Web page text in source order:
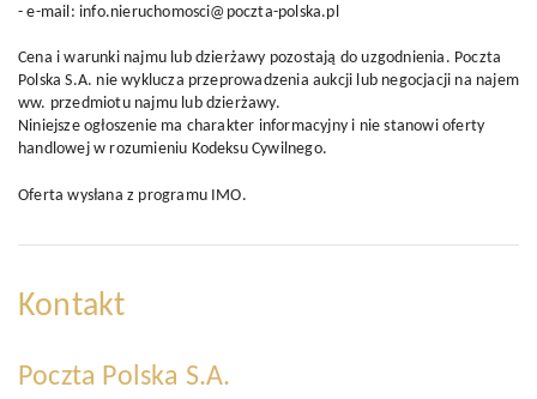
- e-mail: info.nieruchomosci@poczta-polska.pl
Cena i warunki najmu lub dzierżawy pozostają do uzgodnienia. Poczta
Polska S.A. nie wyklucza przeprowadzenia aukcji lub negocjacji na najem
ww. przedmiotu najmu lub dzierżawy.
Niniejsze ogłoszenie ma charakter informacyjny i nie stanowi oferty
handlowej w rozumieniu Kodeksu Cywilnego.
Oferta wysłana z programu IMO.
Kontakt
Poczta Polska S.A.